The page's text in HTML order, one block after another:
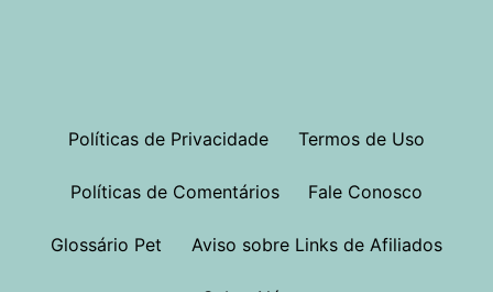
Políticas de Privacidade Termos de Uso
Políticas de Comentários Fale Conosco
Glossário Pet Aviso sobre Links de Afiliados